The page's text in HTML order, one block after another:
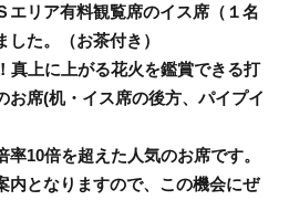
エリア有料観覧席のイス席（１名
た。（お茶付き）
真上に上がる花火を鑑賞できる打
お席(机・イス席の後方、パイプイ
10倍を超えた人気のお席です。
内となりますので、この機会にぜ